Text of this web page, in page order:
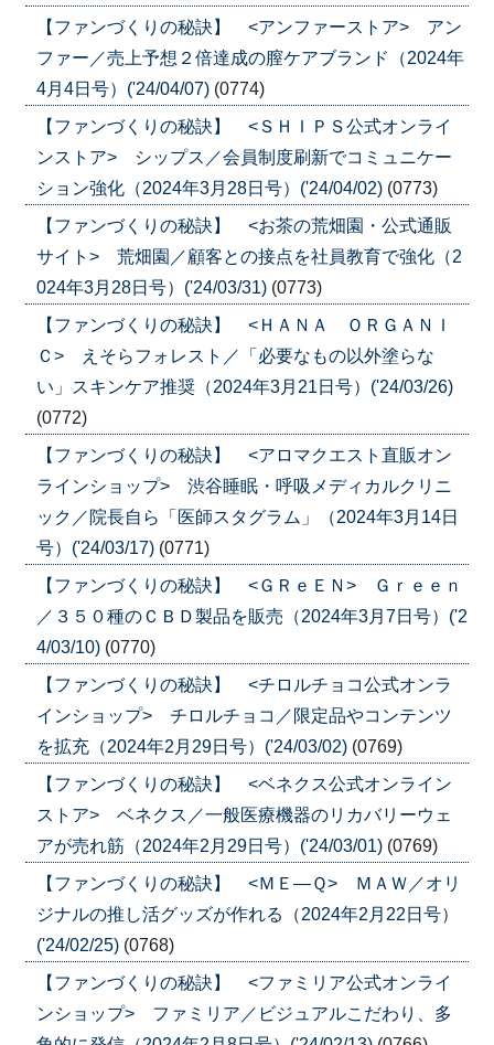
【ファンづくりの秘訣】 <アンファーストア> アン
ファー／売上予想２倍達成の膣ケアブランド（2024年
4月4日号）('24/04/07) (0774)
【ファンづくりの秘訣】 <ＳＨＩＰＳ公式オンライ
ンストア> シップス／会員制度刷新でコミュニケー
ション強化（2024年3月28日号）('24/04/02) (0773)
【ファンづくりの秘訣】 <お茶の荒畑園・公式通販
サイト> 荒畑園／顧客との接点を社員教育で強化（2
024年3月28日号）('24/03/31) (0773)
【ファンづくりの秘訣】 <ＨＡＮＡ ＯＲＧＡＮＩ
Ｃ> えそらフォレスト／「必要なもの以外塗らな
い」スキンケア推奨（2024年3月21日号）('24/03/26)
(0772)
【ファンづくりの秘訣】 <アロマクエスト直販オン
ラインショップ> 渋谷睡眠・呼吸メディカルクリニ
ック／院長自ら「医師スタグラム」（2024年3月14日
号）('24/03/17) (0771)
【ファンづくりの秘訣】 <ＧＲｅＥＮ> Ｇｒｅｅｎ
／３５０種のＣＢＤ製品を販売（2024年3月7日号）('2
4/03/10) (0770)
【ファンづくりの秘訣】 <チロルチョコ公式オンラ
インショップ> チロルチョコ／限定品やコンテンツ
を拡充（2024年2月29日号）('24/03/02) (0769)
【ファンづくりの秘訣】 <ベネクス公式オンライン
ストア> ベネクス／一般医療機器のリカバリーウェ
アが売れ筋（2024年2月29日号）('24/03/01) (0769)
【ファンづくりの秘訣】 <ＭＥ―Ｑ> ＭＡＷ／オリ
ジナルの推し活グッズが作れる（2024年2月22日号）
('24/02/25) (0768)
【ファンづくりの秘訣】 <ファミリア公式オンライ
ンショップ> ファミリア／ビジュアルこだわり、多